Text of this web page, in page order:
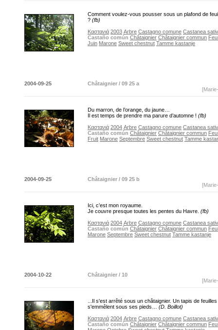
Comment voulez-vous pousser sous un plafond de
? (fb)
Καστανιά 2003 Arbre Castagno comune Castanea
Castaño común Châtaignier Châtaignier commun
Juin Marone Sweet chestnut Tamme kastanje
2004-09-25
Châtaignier / 09 25 a
Du marron, de l’orange, du jaune…
Il est temps de prendre ma parure d’automne ! (fb)
Καστανιά 2004 Arbre Castagno comune Castanea
Castaño común Châtaignier Châtaignier commun
Fruit Marone Septembre Sweet chestnut Tamme
2004-09-25
Châtaignier / 09 25 b
Ici, c’est mon royaume.
Je couvre presque toutes les pentes du Havre. (fb)
Καστανιά 2004 Arbre Castagno comune Castanea
Castaño común Châtaignier Châtaignier commun
Marone Septembre Sweet chestnut Tamme kastanje
2004-10-22
Châtaignier / 10
...Il s'est arrêté sous un châtaignier. Un tapis de
s'emmêlent sous ses pieds… (D. Boillot)
Καστανιά 2004 Arbre Castagno comune Castanea
Castaño común Châtaignier Châtaignier commun